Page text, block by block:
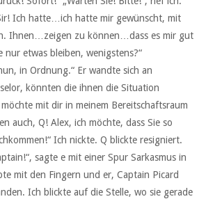
Ich hatte…ich hatte mir gewünscht, mit
Ihnen…zeigen zu können…dass es mir gut
etwas bleiben, wenigstens?“
in Ordnung.“ Er wandte sich an
könnten die ihnen die Situation
mit dir in meinem Bereitschaftsraum
auch, Q! Alex, ich möchte, dass Sie so
Ich nickte. Q blickte resigniert.
sagte e mit einer Spur Sarkasmus in
mit den Fingern und er, Captain Picard
Ich blickte auf die Stelle, wo sie gerade